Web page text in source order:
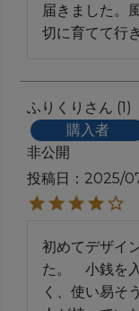
届きました。
切に育てて行
ふりくり
1
購入者
非公開
投稿日
2025/
初めてデザイ
た。　小銭を
く、使い易そ